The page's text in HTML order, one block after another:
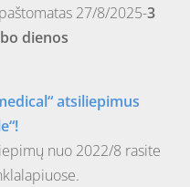
27/8/2025-3
dienos
atsiliepimus
nuo 2022/8 rasite